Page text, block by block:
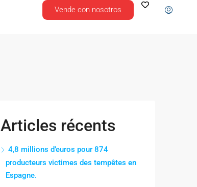
Vende con nosotros
Articles récents
4,8 millions d’euros pour 874
producteurs victimes des tempêtes en
Espagne.